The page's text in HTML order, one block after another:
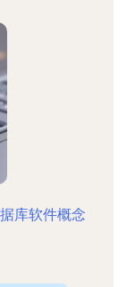
库软件概念